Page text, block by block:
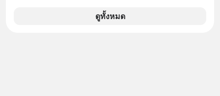
อะไรบ้าง ควรดู ตรงไหน ทำอย่างไร ถึง
จะดีกับเรา แล้วเราควรรู้ข้อมูลอะไร
ดูทั้งหมด